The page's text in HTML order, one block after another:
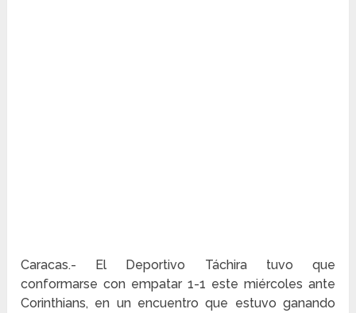
Caracas.- El Deportivo Táchira tuvo que
conformarse con empatar 1-1 este miércoles ante
Corinthians, en un encuentro que estuvo ganando